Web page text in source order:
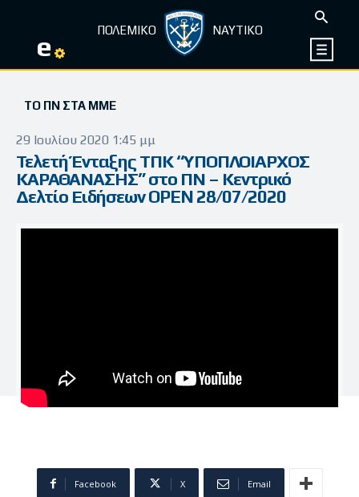
e ΠΟΛΕΜΙΚΟ ΝΑΥΤΙΚΟ
ΤΟ ΠΝ ΣΤΑ ΜΜΕ
29 Ιουλίου 2020 1:45 μμ
Τελετή Ένταξης ΤΠΚ “ΥΠΟΠΛΟΙΑΡΧΟΣ
ΚΑΡΑΘΑΝΑΣΗΣ” στο ΠΝ – Κεντρικό
Δελτίο Ειδήσεων OPEN 28/07/2020
Facebook X Email